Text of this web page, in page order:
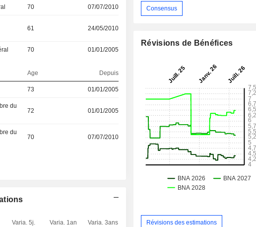
70 07/07/2010
61 24/05/2010
70 01/01/2005
Age Depuis
73 01/01/2005
du
72 01/01/2005
du
70 07/07/2010
Varia. 5j. Varia. 1an Varia. 3ans Capi.($)
Consensus
Révisions de Bénéfices
Révisions des estimations